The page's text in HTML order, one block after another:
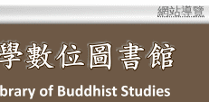
網站導覽